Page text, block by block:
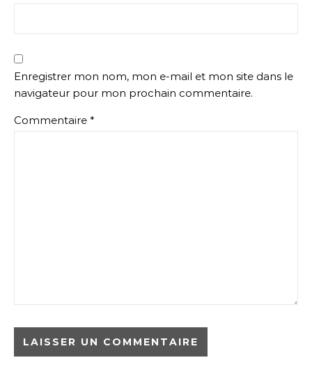
Enregistrer mon nom, mon e-mail et mon site dans le
navigateur pour mon prochain commentaire.
Commentaire *